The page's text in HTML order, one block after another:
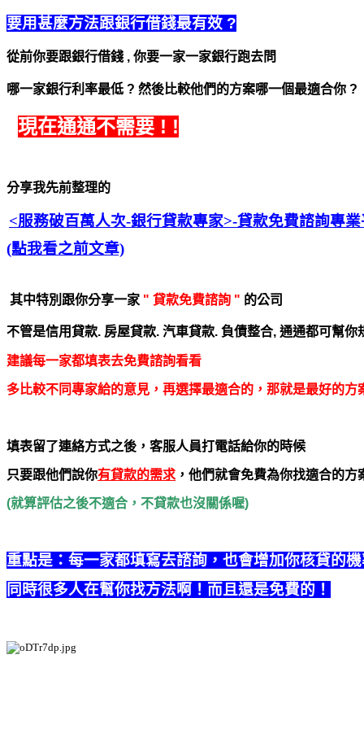
要用甚麼方法跟銀行借錢最有效 ?
從前你要跟銀行借錢 , 你要一家一家銀行跑去問
哪一家銀行利率最低 ? 然後比較他們的方案哪一個最適合你 ?
現在通通不需要 ! !
分享我先前整理的
<服務破百萬人次-銀行貸款專家>-貸款免費諮詢專業
(點我看之前文章)
其中特別跟你分享一家 " 貸款免費諮詢 " 的公司
不管是信用貸款. 房屋貸款. 汽車貸款. 負債整合, 通通都可幫你
建議每一家都填表去免費諮詢看看
多比較不同專家給的意見，再選擇最適合的，那就是最好的方
填表留了連絡方式之後，客服人員打電話給你的時候
只要跟他們說你有貸款的需求，他們就會免費為你找適合的方
(就算評估之後不適合，不貸款也沒關係喔)
重點是：每一家都填寫去諮詢，也會增加你核貸的機
同時很多人在幫你找方法啊！而且還是免費的！